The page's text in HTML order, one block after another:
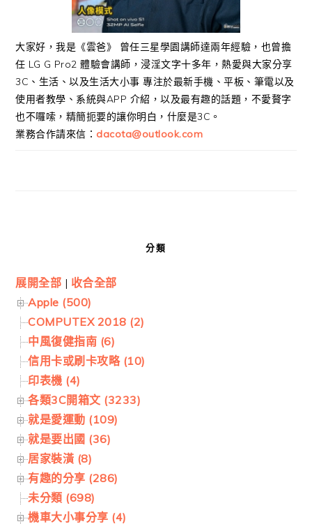
大家好，我是《雲爸》 曾任三星學園講師達兩年經驗，也曾擔
任 LG G Pro2 體驗會講師，浸淫文字十多年，熱愛與大家分享
3C、生活、以及生活大小事 專注於最新手機、平板、筆電以及
使用者教學、系統與APP 介紹，以及最有趣的話題，不愛贅字
也不囉嗦，精簡扼要的讓你明白，什麼是3C。
業務合作請來信： dacota@outlook.com
分類
展開全部 | 收合全部
Apple (500)
COMPUTEX 2018 (2)
中風復健指南 (6)
信用卡或刷卡攻略 (10)
印表機 (4)
各類3C開箱文 (3233)
就是愛運動 (109)
就是要出國 (36)
居家裝潢 (8)
有趣的分享 (286)
未分類 (698)
機車大小事分享 (4)